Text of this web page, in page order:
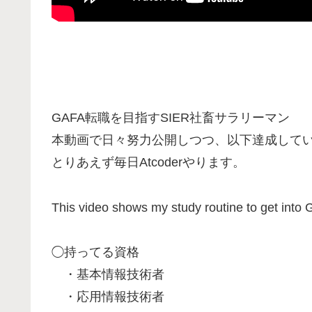
GAFA転職を目指すSIER社畜サラリーマン
本動画で日々努力公開しつつ、以下達成して
とりあえず毎日Atcoderやります。
This video shows my study routine to get into
◯持ってる資格
・基本情報技術者
・応用情報技術者